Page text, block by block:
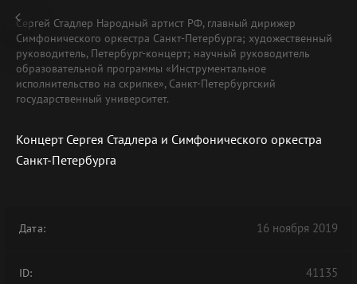
В АРХИВЕ
Сергей Стадлер Народный артист РФ, главный дирижер
Симфонического оркестра Санкт-Петербурга; художественный
руководитель, Петербург-концерт; научный руководитель
образовательной программы «Инструментальное
исполнительство на скрипке», Санкт-Петербургский
государственный университет.
Концерт Сергея Стадлера и Симфонического оркестра
Санкт-Петербурга
Дата: 16 ноября 2019
ID: 41135